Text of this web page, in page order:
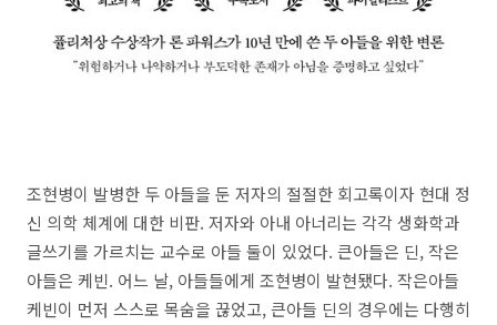
조현병이 발병한 두 아들을 둔 저자의 절절한 회고록이자 현대 정
신 의학 체계에 대한 비판. 저자와 아내 아너리는 각각 생화학과
글쓰기를 가르치는 교수로 아들 둘이 있었다. 큰아들은 딘, 작은
아들은 케빈. 어느 날, 아들들에게 조현병이 발현됐다. 작은아들
케빈이 먼저 스스로 목숨을 끊었고, 큰아들 딘의 경우에는 다행히